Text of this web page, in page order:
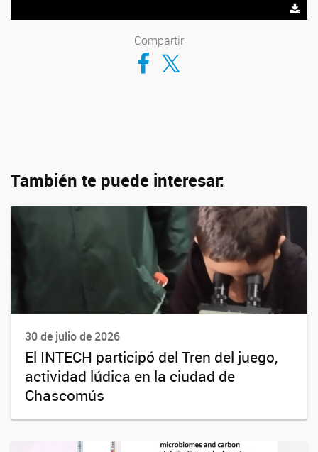
Compartir
Compartir en Facebook
Compartir en Twitter
También te puede interesar:
30 de julio de 2026
El INTECH participó del Tren del juego,
actividad lúdica en la ciudad de
Chascomús